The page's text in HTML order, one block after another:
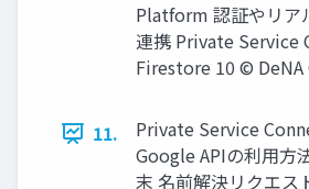
Platform 認証やリア
連携 Private Service
Firestore 10 © DeNA
11.
Private Service
Google APIの利⽤⽅
末 名前解決リクエス